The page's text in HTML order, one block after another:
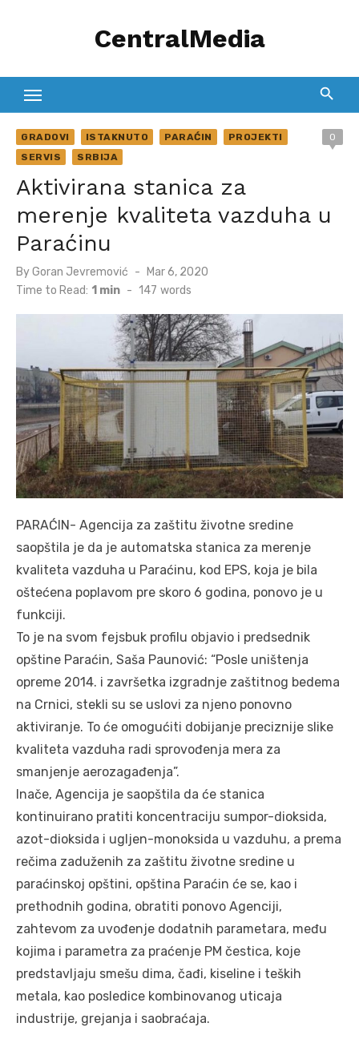
CentralMedia
GRADOVI ISTAKNUTO PARAĆIN
PROJEKTI
SERVIS
SRBIJA
0
Aktivirana stanica za
merenje kvaliteta vazduha u
Paraćinu
ByGoran Jevremović
Posted
on
Mar 6, 2020
Time to Read: 1 min - 147 words
PARAĆIN- Agencija za zaštitu životne sredine
saopštila je da je automatska stanica za merenje
kvaliteta vazduha u Paraćinu, kod EPS, koja je bila
oštećena poplavom pre skoro 6 godina, ponovo je u
funkciji.
To je na svom fejsbuk profilu objavio i predsednik
opštine Paraćin, Saša Paunović: “Posle uništenja
opreme 2014. i završetka izgradnje zaštitnog bedema
na Crnici, stekli su se uslovi za njeno ponovno
aktiviranje. To će omogućiti dobijanje preciznije slike
kvaliteta vazduha radi sprovođenja mera za
smanjenje aerozagađenja”.
Inače, Agencija je saopštila da će stanica
kontinuirano pratiti koncentraciju sumpor-dioksida,
azot-dioksida i ugljen-monoksida u vazduhu, a prema
rečima zaduženih za zaštitu životne sredine u
paraćinskoj opštini, opština Paraćin će se, kao i
prethodnih godina, obratiti ponovo Agenciji,
zahtevom za uvođenje dodatnih parametara, među
kojima i parametra za praćenje PM čestica, koje
predstavljaju smešu dima, čađi, kiseline i teških
metala, kao posledice kombinovanog uticaja
industrije, grejanja i saobraćaja.